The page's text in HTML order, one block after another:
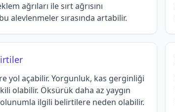
ağrıları ile sırt ağrısını
alevlenmeler sırasında artabilir.
yol açabilir. Yorgunluk, kas gerginliği
olabilir. Öksürük daha az yaygın
ilgili belirtilere neden olabilir.